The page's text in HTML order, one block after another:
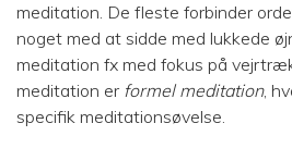
meditation. De fleste forbinder
noget med at sidde med lukkede
meditation fx med fokus på
meditation er formel meditation,
specifik meditationsøvelse.